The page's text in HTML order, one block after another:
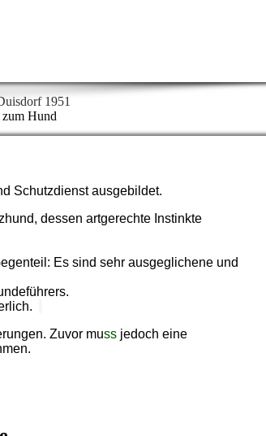
1951
Hund
Schutzdienst ausgebildet.
dessen artgerechte Instinkte
Es sind sehr ausgeglichene und
Zuvor muss jedoch eine